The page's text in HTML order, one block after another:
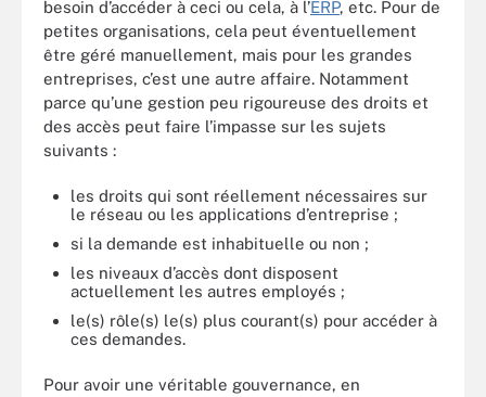
besoin d’accéder à ceci ou cela, à l’ERP, etc. Pour de
petites organisations, cela peut éventuellement
être géré manuellement, mais pour les grandes
entreprises, c’est une autre affaire. Notamment
parce qu’une gestion peu rigoureuse des droits et
des accès peut faire l’impasse sur les sujets
suivants :
les droits qui sont réellement nécessaires sur
le réseau ou les applications d’entreprise ;
si la demande est inhabituelle ou non ;
les niveaux d’accès dont disposent
actuellement les autres employés ;
le(s) rôle(s) le(s) plus courant(s) pour accéder à
ces demandes.
Pour avoir une véritable gouvernance, en